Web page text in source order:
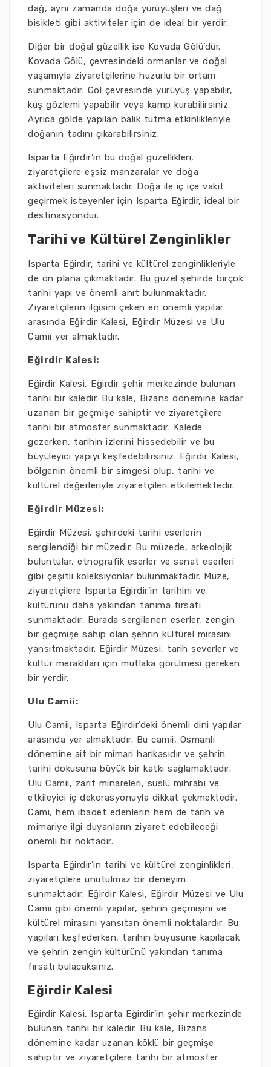
dağ, aynı zamanda doğa yürüyüşleri ve dağ
bisikleti gibi aktiviteler için de ideal bir yerdir.
Diğer bir doğal güzellik ise Kovada Gölü’dür.
Kovada Gölü, çevresindeki ormanlar ve doğal
yaşamıyla ziyaretçilerine huzurlu bir ortam
sunmaktadır. Göl çevresinde yürüyüş yapabilir,
kuş gözlemi yapabilir veya kamp kurabilirsiniz.
Ayrıca gölde yapılan balık tutma etkinlikleriyle
doğanın tadını çıkarabilirsiniz.
Isparta Eğirdir’in bu doğal güzellikleri,
ziyaretçilere eşsiz manzaralar ve doğa
aktiviteleri sunmaktadır. Doğa ile iç içe vakit
geçirmek isteyenler için Isparta Eğirdir, ideal bir
destinasyondur.
Tarihi ve Kültürel Zenginlikler
Isparta Eğirdir, tarihi ve kültürel zenginlikleriyle
de ön plana çıkmaktadır. Bu güzel şehirde birçok
tarihi yapı ve önemli anıt bulunmaktadır.
Ziyaretçilerin ilgisini çeken en önemli yapılar
arasında Eğirdir Kalesi, Eğirdir Müzesi ve Ulu
Camii yer almaktadır.
Eğirdir Kalesi:
Eğirdir Kalesi, Eğirdir şehir merkezinde bulunan
tarihi bir kaledir. Bu kale, Bizans dönemine kadar
uzanan bir geçmişe sahiptir ve ziyaretçilere
tarihi bir atmosfer sunmaktadır. Kalede
gezerken, tarihin izlerini hissedebilir ve bu
büyüleyici yapıyı keşfedebilirsiniz. Eğirdir Kalesi,
bölgenin önemli bir simgesi olup, tarihi ve
kültürel değerleriyle ziyaretçileri etkilemektedir.
Eğirdir Müzesi:
Eğirdir Müzesi, şehirdeki tarihi eserlerin
sergilendiği bir müzedir. Bu müzede, arkeolojik
buluntular, etnografik eserler ve sanat eserleri
gibi çeşitli koleksiyonlar bulunmaktadır. Müze,
ziyaretçilere Isparta Eğirdir’in tarihini ve
kültürünü daha yakından tanıma fırsatı
sunmaktadır. Burada sergilenen eserler, zengin
bir geçmişe sahip olan şehrin kültürel mirasını
yansıtmaktadır. Eğirdir Müzesi, tarih severler ve
kültür meraklıları için mutlaka görülmesi gereken
bir yerdir.
Ulu Camii:
Ulu Camii, Isparta Eğirdir’deki önemli dini yapılar
arasında yer almaktadır. Bu camii, Osmanlı
dönemine ait bir mimari harikasıdır ve şehrin
tarihi dokusuna büyük bir katkı sağlamaktadır.
Ulu Camii, zarif minareleri, süslü mihrabı ve
etkileyici iç dekorasyonuyla dikkat çekmektedir.
Cami, hem ibadet edenlerin hem de tarih ve
mimariye ilgi duyanların ziyaret edebileceği
önemli bir noktadır.
Isparta Eğirdir’in tarihi ve kültürel zenginlikleri,
ziyaretçilere unutulmaz bir deneyim
sunmaktadır. Eğirdir Kalesi, Eğirdir Müzesi ve Ulu
Camii gibi önemli yapılar, şehrin geçmişini ve
kültürel mirasını yansıtan önemli noktalardır. Bu
yapıları keşfederken, tarihin büyüsüne kapılacak
ve şehrin zengin kültürünü yakından tanıma
fırsatı bulacaksınız.
Eğirdir Kalesi
Eğirdir Kalesi, Isparta Eğirdir’in şehir merkezinde
bulunan tarihi bir kaledir. Bu kale, Bizans
dönemine kadar uzanan köklü bir geçmişe
sahiptir ve ziyaretçilere tarihi bir atmosfer